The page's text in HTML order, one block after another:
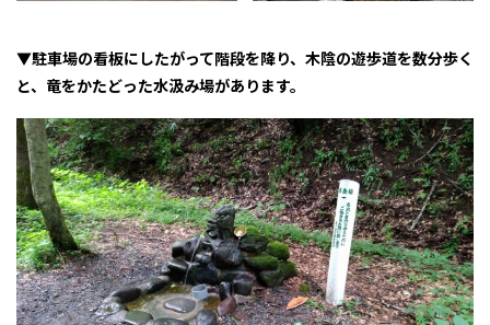
▼駐車場の看板にしたがって階段を降り、木陰の遊歩道を数分歩く
と、竜をかたどった水汲み場があります。